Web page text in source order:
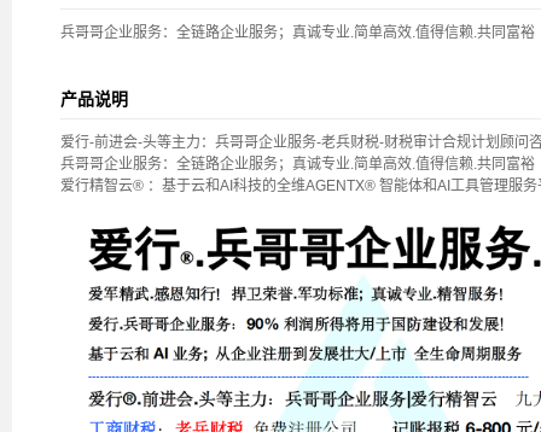
兵哥哥企业服务：全链路企业服务；真诚专业.简单高效.值得信赖.共同富裕
产品说明
爱行-前进会-头等主力：兵哥哥企业服务-老兵财税-财税审计合规计划顾问
兵哥哥企业服务：全链路企业服务；真诚专业.简单高效.值得信赖.共同富裕
爱行精智云® ：基于云和AI科技的全维AGENTX® 智能体和AI工具管理服务